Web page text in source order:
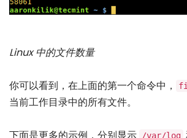
Linux 中的文件数量
你可以看到，在上面的第一个命令中，
当前工作目录中的所有文件。
/var/log